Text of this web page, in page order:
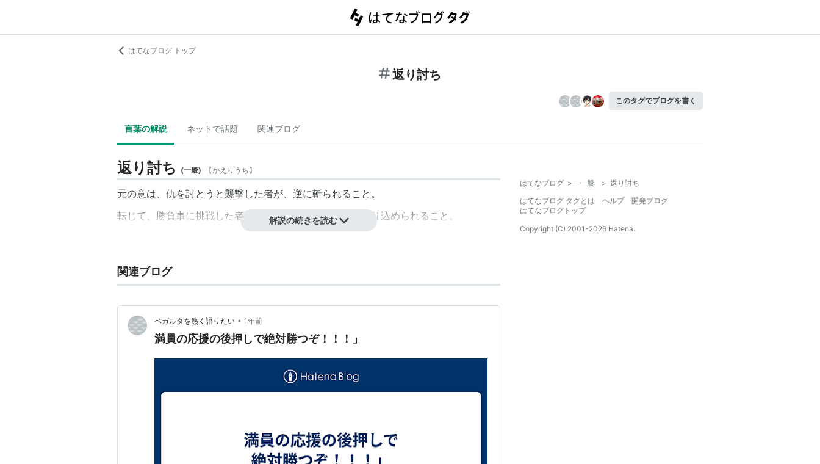
はてなブログ トップ
返り討ち
このタグでブログを書く
言葉の解説 ネットで話題 関連ブログ
返り討ち (一般) 【かえりうち】
元の意は、仇を討とうと襲撃した者が、逆に斬られること。
転じて、勝負事に挑戦した者が、挑戦を受けた者に逆にやり込められること。
解説の続きを読む
関連ブログ
ベガルタを熱く語りたい • 1年前
満員の応援の後押しで絶対勝つぞ！！！」
はてなブログ > 一般 > 返り討ち
はてなブログ タグとは
ヘルプ
開発ブログ
はてなブログトップ
Copyright (C) 2001-2026 Hatena.